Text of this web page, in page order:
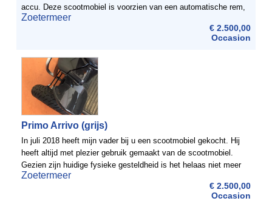
accu. Deze scootmobiel is voorzien van een automatische rem,
automatische remverlichting, noodrem, knipperlichten en voor ...
Zoetermeer
€ 2.500,00
Occasion
Primo Arrivo (grijs)
In juli 2018 heeft mijn vader bij u een scootmobiel gekocht. Hij
heeft altijd met plezier gebruik gemaakt van de scootmobiel.
Gezien zijn huidige fysieke gesteldheid is het helaas niet meer
mogelijk om met de scootmobiel op pad te gaan.Wij ...
Zoetermeer
€ 2.500,00
Occasion